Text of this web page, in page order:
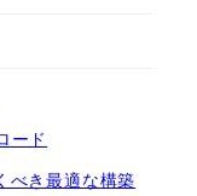
ード
べき最適な構築